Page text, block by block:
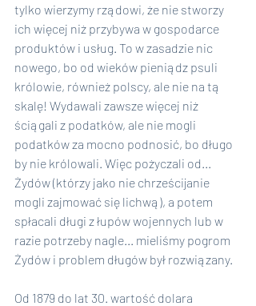
tylko wierzymy rządowi, że nie stworzy
ich więcej niż przybywa w gospodarce
produktów i usług. To w zasadzie nic
nowego, bo od wieków pieniądz psuli
królowie, również polscy, ale nie na tą
skalę! Wydawali zawsze więcej niż
ściągali z podatków, ale nie mogli
podatków za mocno podnosić, bo długo
by nie królowali. Więc pożyczali od...
Żydów (którzy jako nie chrześcijanie
mogli zajmować się lichwą), a potem
spłacali długi z łupów wojennych lub w
razie potrzeby nagle... mieliśmy pogrom
Żydów i problem długów był rozwiązany.
Od 1879 do lat 30. wartość dolara